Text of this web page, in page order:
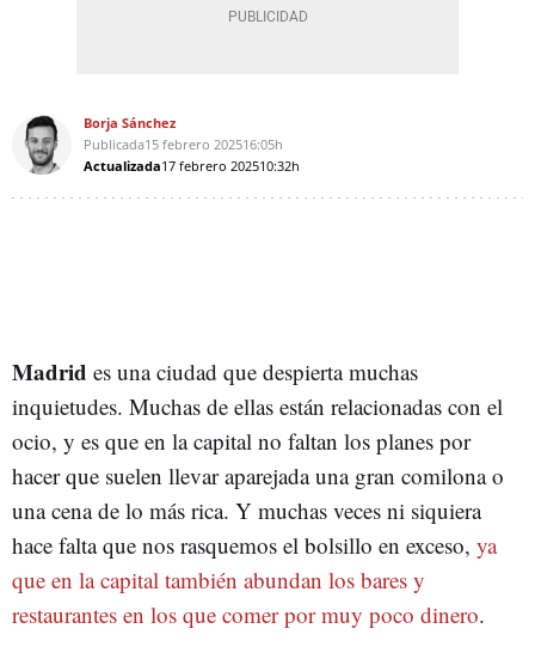
Borja Sánchez
Publicada15 febrero 202516:05h
Actualizada17 febrero 202510:32h
Madrid es una ciudad que despierta muchas
inquietudes. Muchas de ellas están relacionadas con el
ocio, y es que en la capital no faltan los planes por
hacer que suelen llevar aparejada una gran comilona o
una cena de lo más rica. Y muchas veces ni siquiera
hace falta que nos rasquemos el bolsillo en exceso, ya
que en la capital también abundan los bares y
restaurantes en los que comer por muy poco dinero.